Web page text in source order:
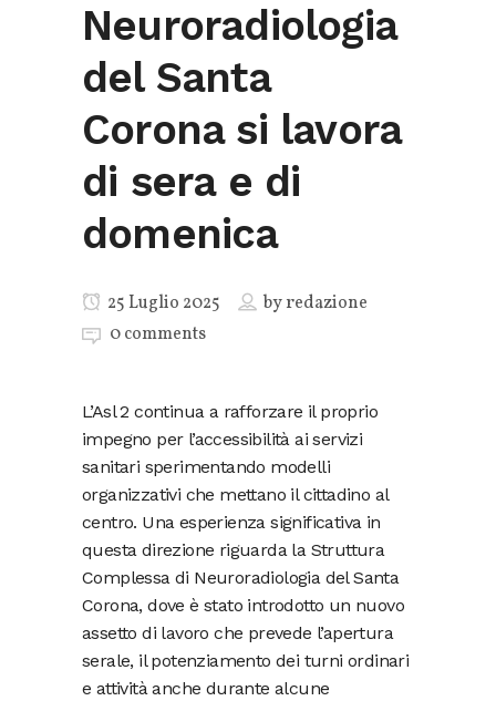
Neuroradiologia
del Santa
Corona si lavora
di sera e di
domenica
25 Luglio 2025 byredazione
0 comments
L’Asl 2 continua a rafforzare il proprio
impegno per l’accessibilità ai servizi
sanitari sperimentando modelli
organizzativi che mettano il cittadino al
centro. Una esperienza significativa in
questa direzione riguarda la Struttura
Complessa di Neuroradiologia del Santa
Corona, dove è stato introdotto un nuovo
assetto di lavoro che prevede l’apertura
serale, il potenziamento dei turni ordinari
e attività anche durante alcune